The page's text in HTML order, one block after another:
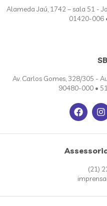
Alameda Jaú, 1742 – sala 51 -
01420-006
Av. Carlos Gomes, 328/305 -
90480-000 •
(21)